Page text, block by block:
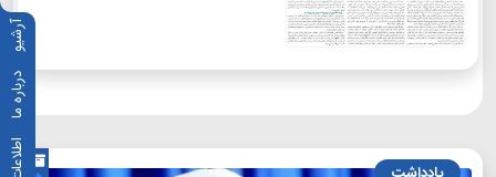
آرشیو
درباره ما